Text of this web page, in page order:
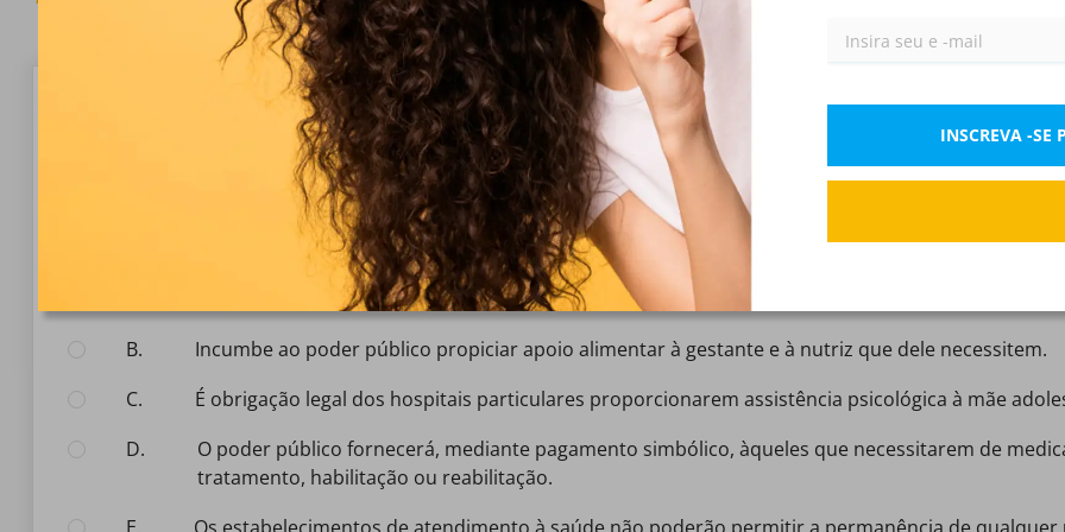
Perguntas Gratuitas
Conforme o Estatuto da Criança e do Adolescente,
parturiente menor de idade.
B.
incumbe ao poder público propiciar apoio alimentar à gestante e à nutriz que dele necessitem.
C.
é obrigação legal dos hospitais particulares proporcionarem assistência psicológica à mãe
D.
o poder público fornecerá, mediante pagamento simbólico, àqueles que necessitarem de medicamentos, próteses e outros recursos relativos ao
tratamento, habilitação ou reabilitação.
Conceito de criança e adolescente
INSCREVA -SE